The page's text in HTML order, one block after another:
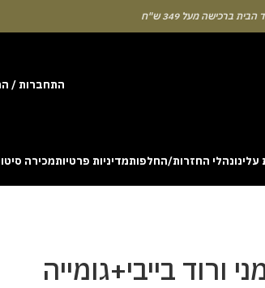
ברכישה מעל 349 ש"ח
התחברות /
נהלי החזרות/החלפותמדיניות פרטיותמכירה
multiplier disappears from view. Learning the
enthusiasts share tactics on sites like
ורוד בייבי+גומייה